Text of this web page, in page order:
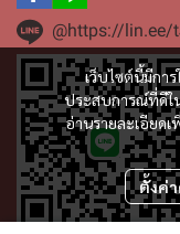
เว็บไซต์นี้มีกา
ประสบการณ์ที่ดีใ
อ่านรายละเอียดเ
ตั้งค่
@https://lin.ee/